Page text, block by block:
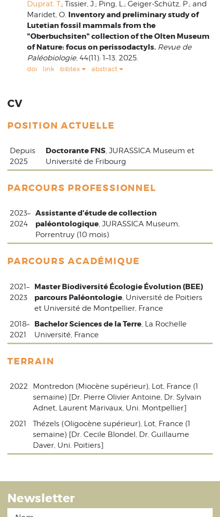
Duprat, T.; Tissier, J.; Ping, L.; Geiger-Schütz, P.; and
Maridet, O. Inventory and preliminary study of
Lutetian fossil mammals from the
"Oberbuchsiten" collection of the Olten Museum
of Nature: focus on perissodactyls. Revue de
Paléobiologie, 44(11): 1–13. 2025.
doi link bibtex abstract
CV
POSITION ACTUELLE
Depuis
2025
Doctorante FNS, JURASSICA Museum et
Université de Fribourg
PARCOURS PROFESSIONNEL
2023–
2024
Assistante d'étude de collection
paléontologique, JURASSICA Museum,
Porrentruy (10 mois)
PARCOURS ACADÉMIQUE
2021–
2023
Master Biodiversité Écologie Évolution (BEE)
parcours Paléontologie, Université de Poitiers
et Université de Montpellier, France
2018–
2021
Bachelor Sciences de la Terre, La Rochelle
Université, France
TERRAIN
2022
Montredon (Miocène supérieur), Lot, France (1
semaine) [Dr. Pierre Olivier Antoine, Dr. Sylvain
Adnet, Laurent Marivaux, Uni. Montpellier]
2021
Thézels (Oligocène supérieur), Lot, France (1
semaine) [Dr. Cecile Blondel, Dr. Guillaume
Daver, Uni. Poitiers]
Newsletter